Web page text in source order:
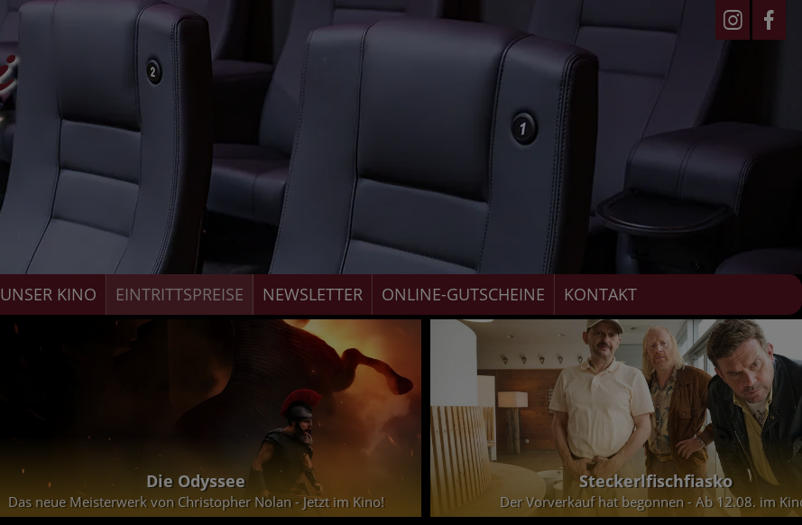
UNSER KINO EINTRITTSPREISE NEWSLETTER ONLINE-GUTSCHEINE KONTAKT
Die Odyssee
Das neue Meisterwerk von Christopher Nolan - Jetzt im Kino!
Steckerlfischfiasko
Der Vorverkauf hat begonnen - Ab 12.08. im